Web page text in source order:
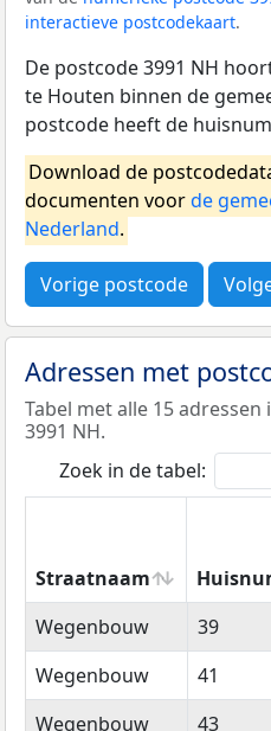
interactieve postcodekaart.
De postcode 3991 NH
te Houten binnen de
postcode heeft de
Download de
documenten voorde
Nederland.
Vorige postcode
Adressen met
Tabel met alle 15
3991 NH.
Zoek in de tabel:
Straatnaam
Straatnaam
Wegenbouw 39
Wegenbouw
41
Wegenbouw
43